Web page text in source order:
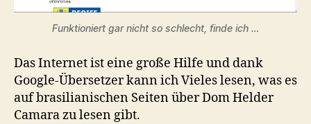
Funktioniert gar nicht so schlecht, finde ich …
Das Internet ist eine große Hilfe und dank
Google-Übersetzer kann ich Vieles lesen, was es
auf brasilianischen Seiten über Dom Helder
Camara zu lesen gibt.